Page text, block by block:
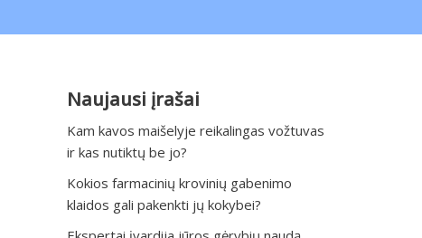
Naujausi įrašai
Kam kavos maišelyje reikalingas vožtuvas
ir kas nutiktų be jo?
Kokios farmacinių krovinių gabenimo
klaidos gali pakenkti jų kokybei?